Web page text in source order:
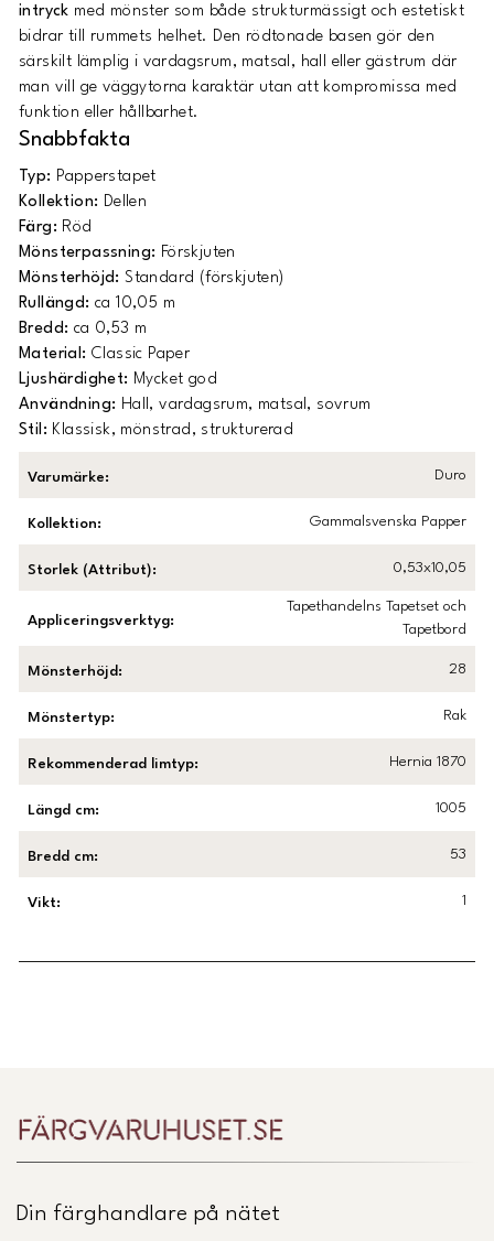
intryck med mönster som både strukturmässigt och estetiskt
bidrar till rummets helhet. Den rödtonade basen gör den
särskilt lämplig i vardagsrum, matsal, hall eller gästrum där
man vill ge väggytorna karaktär utan att kompromissa med
funktion eller hållbarhet.
Snabbfakta
Typ: Papperstapet
Kollektion: Dellen
Färg: Röd
Mönsterpassning: Förskjuten
Mönsterhöjd: Standard (förskjuten)
Rullängd: ca 10,05 m
Bredd: ca 0,53 m
Material: Classic Paper
Ljushärdighet: Mycket god
Användning: Hall, vardagsrum, matsal, sovrum
Stil: Klassisk, mönstrad, strukturerad
Varumärke: Duro
Kollektion: Gammalsvenska Papper
Storlek (Attribut): 0,53x10,05
Appliceringsverktyg:
Tapethandelns Tapetset och
Tapetbord
Mönsterhöjd : 28
Mönstertyp: Rak
Rekommenderad limtyp: Hernia 1870
Längd cm: 1005
Bredd cm: 53
Vikt: 1
Din färghandlare på nätet